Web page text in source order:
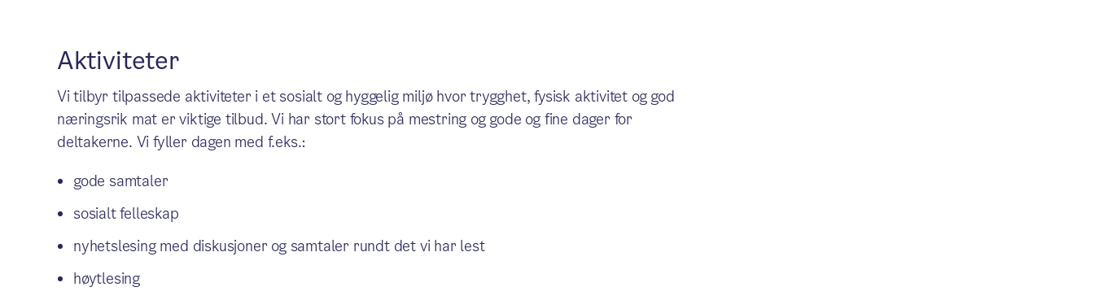
Aktiviteter
Vi tilbyr tilpassede aktiviteter i et sosialt og hyggelig miljø hvor trygghet, fysisk aktivitet og god
næringsrik mat er viktige tilbud. Vi har stort fokus på mestring og gode og fine dager for
deltakerne. Vi fyller dagen med f.eks.:
gode samtaler
sosialt felleskap
nyhetslesing med diskusjoner og samtaler rundt det vi har lest
høytlesing